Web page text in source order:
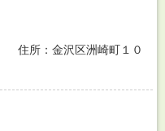
住所：金沢区洲崎町１０